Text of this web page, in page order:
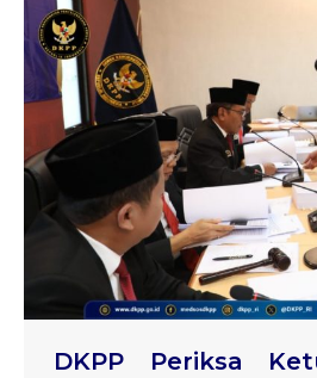
DKPP Periksa